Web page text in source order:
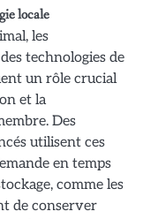
locale
les
technologies de
un rôle crucial
et la
Des
utilisent ces
en temps
comme les
de conserver